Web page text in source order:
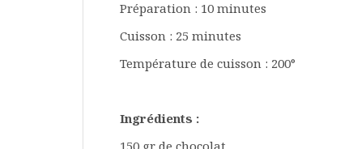
Préparation : 10 minutes
Cuisson : 25 minutes
Température de cuisson : 200°
Ingrédients :
150 gr de chocolat